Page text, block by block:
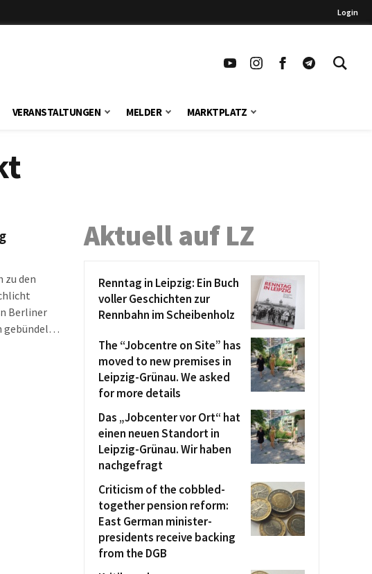
Login
VERANSTALTUNGEN MELDER MARKTPLATZ
zu den
Berliner
gebündelte
Aktuell auf LZ
Renntag in Leipzig: Ein Buch
voller Geschichten zur
Rennbahn im Scheibenholz
The “Jobcentre on Site” has
moved to new premises in
Leipzig-Grünau. We asked
for more details
Das „Jobcenter vor Ort“ hat
einen neuen Standort in
Leipzig-Grünau. Wir haben
nachgefragt
Criticism of the cobbled-
together pension reform:
East German minister-
presidents receive backing
from the DGB